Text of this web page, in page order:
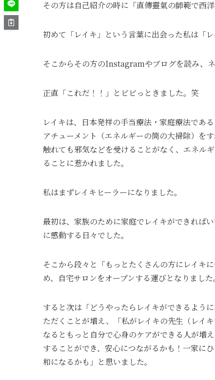
その方は自己紹介の時に「直傳靈氣の師範で西
初めて「レイキ」という言葉に出会った私は「
そこからその方のInstagramやブログを読み、
正直「これだ！！」とビビっときました。笑
レイキは、日本発祥の手当療法・家庭療法であ
アチューメント（エネルギーの筒の大掃除）を
触れても邪気などを受けることがなく、エネル
ることに惹かれました。
私はまずレイキヒーラーになりました。
最初は、家族のために家庭でレイキができれば
に感動する日々でした。
そこから段々と「もっとたくさんの方にレイキ
め、自宅サロンをオープンする運びとなりました。
すると次は「どうやったらレイキができるよう
ただくことが増え、「私がレイキの先生（レイ
なるともっと自分で心身のケアができる人が増
することができ、安心につながるかも！一家に
和になるかも」と思いました。